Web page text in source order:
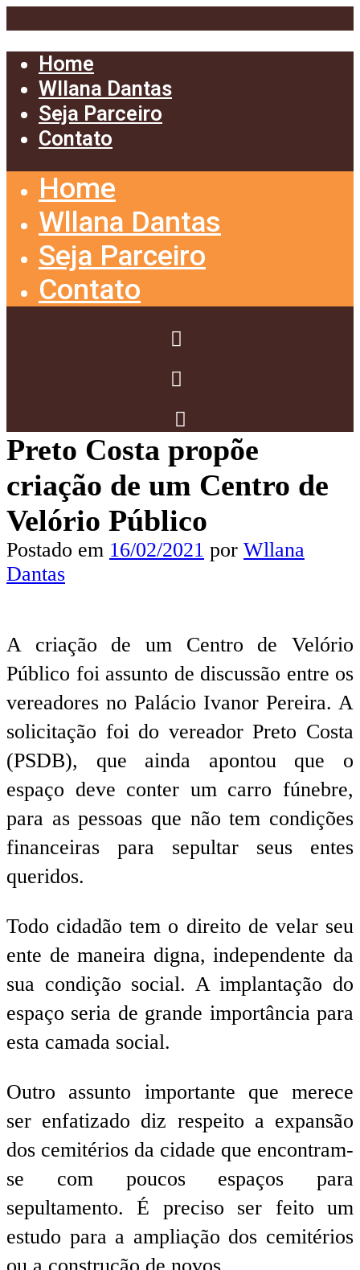
Home
Wllana Dantas
Seja Parceiro
Contato
Home
Wllana Dantas
Seja Parceiro
Contato
Preto Costa propõe
criação de um Centro de
Velório Público
Postado em 16/02/2021 por Wllana
Dantas
A criação de um Centro de Velório
Público foi assunto de discussão entre os
vereadores no Palácio Ivanor Pereira. A
solicitação foi do vereador Preto Costa
(PSDB), que ainda apontou que o
espaço deve conter um carro fúnebre,
para as pessoas que não tem condições
financeiras para sepultar seus entes
queridos.
Todo cidadão tem o direito de velar seu
ente de maneira digna, independente da
sua condição social. A implantação do
espaço seria de grande importância para
esta camada social.
Outro assunto importante que merece
ser enfatizado diz respeito a expansão
dos cemitérios da cidade que encontram-
se com poucos espaços para
sepultamento. É preciso ser feito um
estudo para a ampliação dos cemitérios
ou a construção de novos.